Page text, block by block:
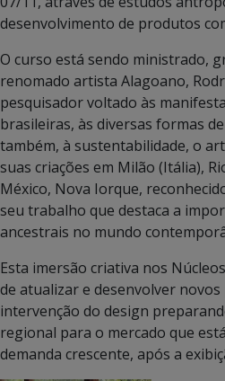
desenvolvimento de produtos
O curso está sendo ministrado,
renomado artista Alagoano,
pesquisador voltado às
brasileiras, às diversas formas
também, à sustentabilidade, o
suas criações em Milão (Itália),
México, Nova Iorque,
seu trabalho que destaca a
ancestrais no mundo
Esta imersão criativa nos
de atualizar e desenvolver
intervenção do design
regional para o mercado que
demanda crescente, após a